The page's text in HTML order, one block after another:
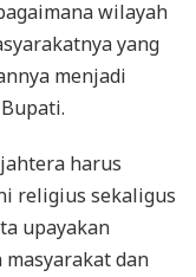
wilayah
yang
menjadi
harus
religius sekaligus
upayakan
dan